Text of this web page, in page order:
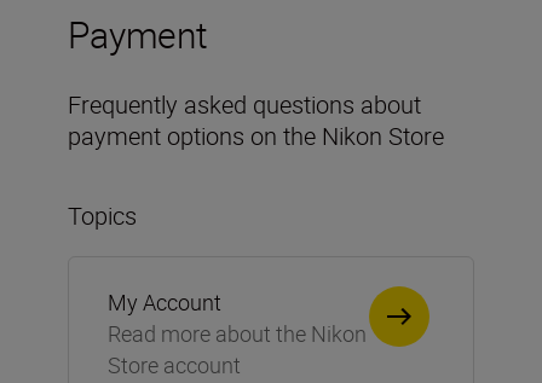
Topics
My Account
Read more about the Nikon
Store account
Payment
Frequently asked questions about
payment options on the Nikon Store